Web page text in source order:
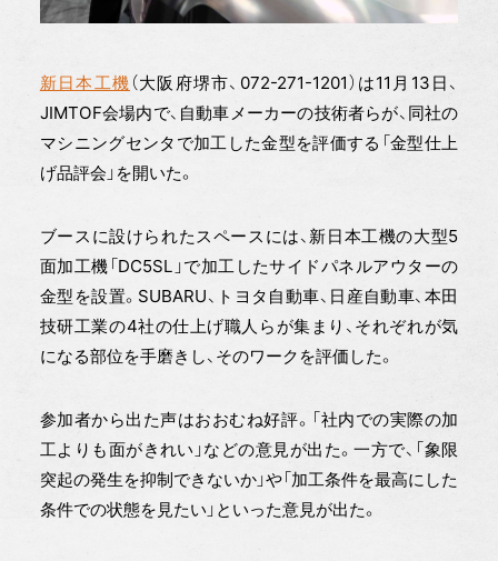
新日本工機 （大阪府堺市、072-271-1201）は11月13日、
JIMTOF会場内で、自動車メーカーの技術者らが、同社の
マシニングセンタで加工した金型を評価する「金型仕上
げ品評会」を開いた。
ブースに設けられたスペースには、新日本工機の大型5
面加工機「DC5SL」で加工したサイドパネルアウターの
金型を設置。SUBARU、トヨタ自動車、日産自動車、本田
技研工業の4社の仕上げ職人らが集まり、それぞれが気
になる部位を手磨きし、そのワークを評価した。
参加者から出た声はおおむね好評。「社内での実際の加
工よりも面がきれい」などの意見が出た。一方で、「象限
突起の発生を抑制できないか」や「加工条件を最高にした
条件での状態を見たい」といった意見が出た。